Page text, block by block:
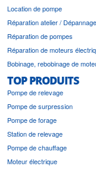
Location de pompe
Réparation atelier /
Réparation de pompes
Réparation de moteurs
Bobinage, rebobinage de
TOP PRODUITS
Pompe de relevage
Pompe de surpression
Pompe de forage
Station de relevage
Pompe de chauffage
Moteur électrique